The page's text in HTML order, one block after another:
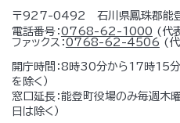
〒927-0492 石川県鳳珠郡能登
電話番号：0768-62-1000 (代
ファックス：0768-62-4506 (
開庁時間：8時30分から17時15分
を除く）
窓口延長：能登町役場のみ毎週
日は除く）